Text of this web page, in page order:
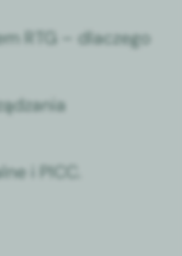
RTG – dlaczego
i PICC.